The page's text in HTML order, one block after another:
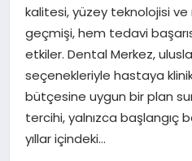
SAĞLIK
EĞITIM
kalitesi, yüzey teknolojisi ve
geçmişi, hem tedavi
etkiler. Dental Merkez,
seçenekleriyle hastaya
bütçesine uygun bir plan
tercihi, yalnızca başlangıç
yıllar içindeki…